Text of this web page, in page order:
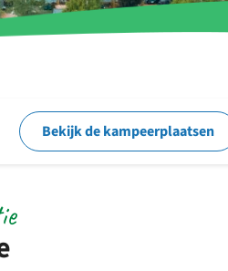
Bekijk de kampeerplaatsen